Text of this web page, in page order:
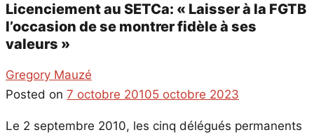
Licenciement au SETCa: « Laisser à la FGTB
l’occasion de se montrer fidèle à ses
valeurs »
Gregory Mauzé
Posted on 7 octobre 20105 octobre 2023
Le 2 septembre 2010, les cinq délégués permanents